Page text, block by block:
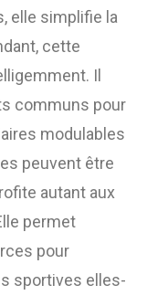
elle simplifie la
cette
Il
communs pour
modulables
peuvent être
autant aux
permet
pour
sportives elles-